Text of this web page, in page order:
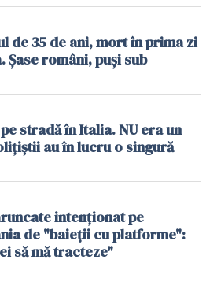
de 35 de ani, mort în prima zi
Șase români, puși sub
stradă în Italia. NU era un
au în lucru o singură
intenționat pe
de "baieții cu platforme":
să mă tracteze"